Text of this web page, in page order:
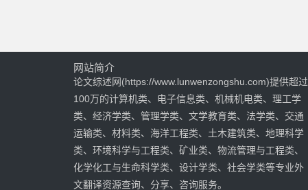
网站简介
论文综述网(https://www.lunwenzongshu.com)提供超过
100万的计算机类、电子信息类、机械机电类、理工学
类、经济学类、管理学类、文学教育类、法学类、交通
运输类、材料类、海洋工程类、土木建筑类、地理科学
类、环境科学与工程类、矿业类、物流管理与工程类、
化学化工与生命科学类、设计学类、社会学类等专业外
文翻译资源查询、分享、咨询服务。